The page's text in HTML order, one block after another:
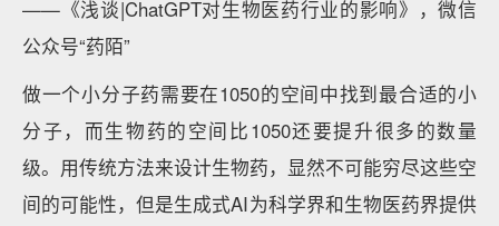
——《浅谈|ChatGPT对生物医药行业的影响》，微信
公众号“药陌”
做一个小分子药需要在1050的空间中找到最合适的小
分子，而生物药的空间比1050还要提升很多的数量
级。用传统方法来设计生物药，显然不可能穷尽这些空
间的可能性，但是生成式AI为科学界和生物医药界提供